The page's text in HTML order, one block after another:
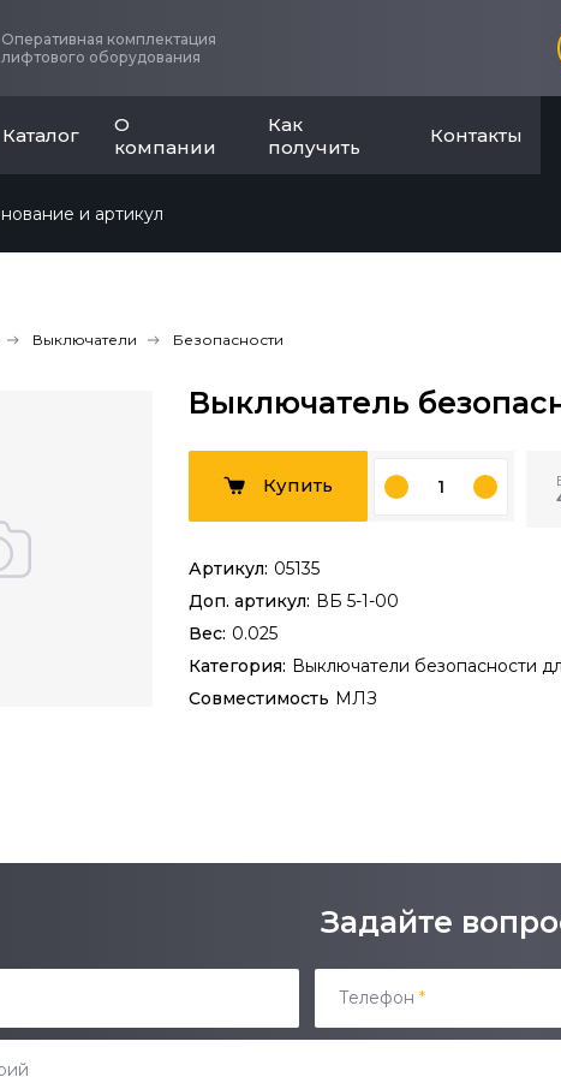
Оперативная комплектация
лифтового оборудования
Каталог
О
компании
Как
получить
Контакты
Выключатели Безопасности
Выключатель
Купить
Артикул: 05135
Доп. артикул: ВБ 5-1-00
Вес: 0.025
Категория: Выключатели безопасности
Совместимость МЛЗ
Задайте
Телефон *